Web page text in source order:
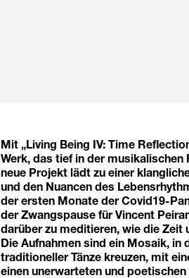
Mit „Living Being IV: Time
Werk, das tief in der
neue Projekt lädt zu einer
und den Nuancen des
der ersten Monate der Covid19-
der Zwangspause für Vincent
darüber zu meditieren, wie die Zeit
Die Aufnahmen sind ein Mosaik,
traditioneller Tänze kreuzen, mit
einen unerwarteten und